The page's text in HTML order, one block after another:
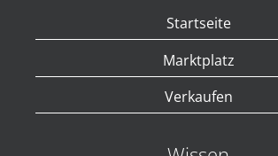
Startseite
Marktplatz
Verkaufen